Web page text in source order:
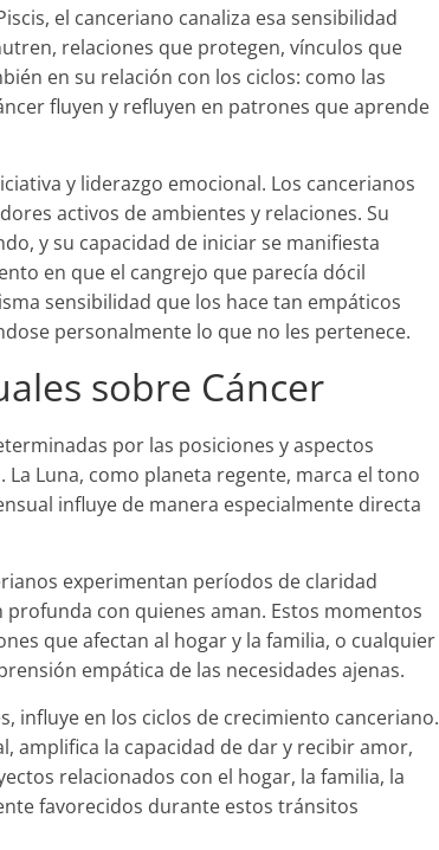
el canceriano canaliza esa sensibilidad
relaciones que protegen, vínculos que
en su relación con los ciclos: como las
fluyen y refluyen en patrones que aprende
y liderazgo emocional. Los cancerianos
activos de ambientes y relaciones. Su
y su capacidad de iniciar se manifiesta
en que el cangrejo que parecía dócil
sensibilidad que los hace tan empáticos
personalmente lo que no les pertenece.
sobre Cáncer
por las posiciones y aspectos
Luna, como planeta regente, marca el tono
influye de manera especialmente directa
experimentan períodos de claridad
con quienes aman. Estos momentos
que afectan al hogar y la familia, o cualquier
empática de las necesidades ajenas.
influye en los ciclos de crecimiento canceriano.
amplifica la capacidad de dar y recibir amor,
relacionados con el hogar, la familia, la
favorecidos durante estos tránsitos